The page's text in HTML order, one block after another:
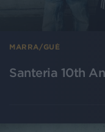
MARRA/GUÈ
Santeria 10th